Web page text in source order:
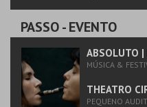
COMPRAR
PASSO- EVENTO
ABSOLUTO |
MÚSICA &
THEATRO
PEQUENO